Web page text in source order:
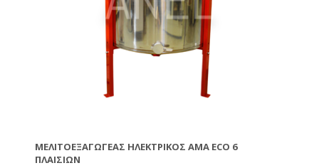
ΜΕΛΙΤΟΕΞΑΓΩΓΈΑΣ ΗΛΕΚΤΡΙΚΌΣ AMA ECO 6
ΠΛΑΙΣΊΩΝ